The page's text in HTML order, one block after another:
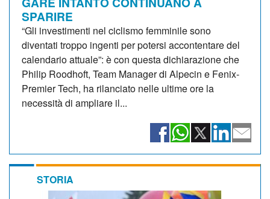
SPARIRE
“Gli investimenti nel ciclismo femminile sono
diventati troppo ingenti per potersi accontentare del
calendario attuale”: è con questa dichiarazione che
Philip Roodhoft, Team Manager di Alpecin e Fenix-
Premier Tech, ha rilanciato nelle ultime ore la
necessità di ampliare il...
STORIA